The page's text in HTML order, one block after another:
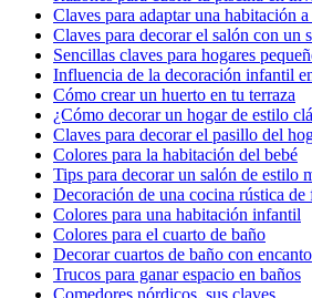
Claves para adaptar una habitación
Claves para decorar el salón con un
Sencillas claves para hogares
Influencia de la decoración infantil
Cómo crear un huerto en tu terraza
¿Cómo decorar un hogar de estilo
Claves para decorar el pasillo del
Colores para la habitación del bebé
Tips para decorar un salón de estilo
Decoración de una cocina rústica de
Colores para una habitación infantil
Colores para el cuarto de baño
Decorar cuartos de baño con encanto
Trucos para ganar espacio en baños